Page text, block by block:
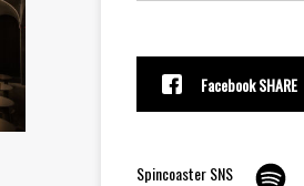
Facebook SHARE
Spincoaster SNS